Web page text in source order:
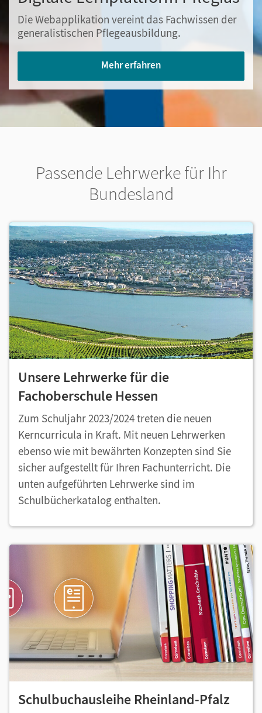
Die Webapplikation vereint das Fachwissen der
generalistischen Pflegeausbildung.
Mehr erfahren
Passende Lehrwerke für Ihr
Bundesland
Unsere Lehrwerke für die
Fachoberschule Hessen
Zum Schuljahr 2023/2024 treten die neuen
Kerncurricula in Kraft. Mit neuen Lehrwerken
ebenso wie mit bewährten Konzepten sind Sie
sicher aufgestellt für Ihren Fachunterricht. Die
unten aufgeführten Lehrwerke sind im
Schulbücherkatalog enthalten.
Schulbuchausleihe Rheinland-Pfalz